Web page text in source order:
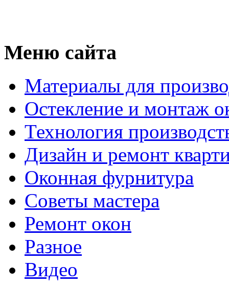
Меню сайта
Материалы для
Остекление и монтаж
Технология
Дизайн и ремонт
Оконная фурнитура
Советы мастера
Ремонт окон
Разное
Видео